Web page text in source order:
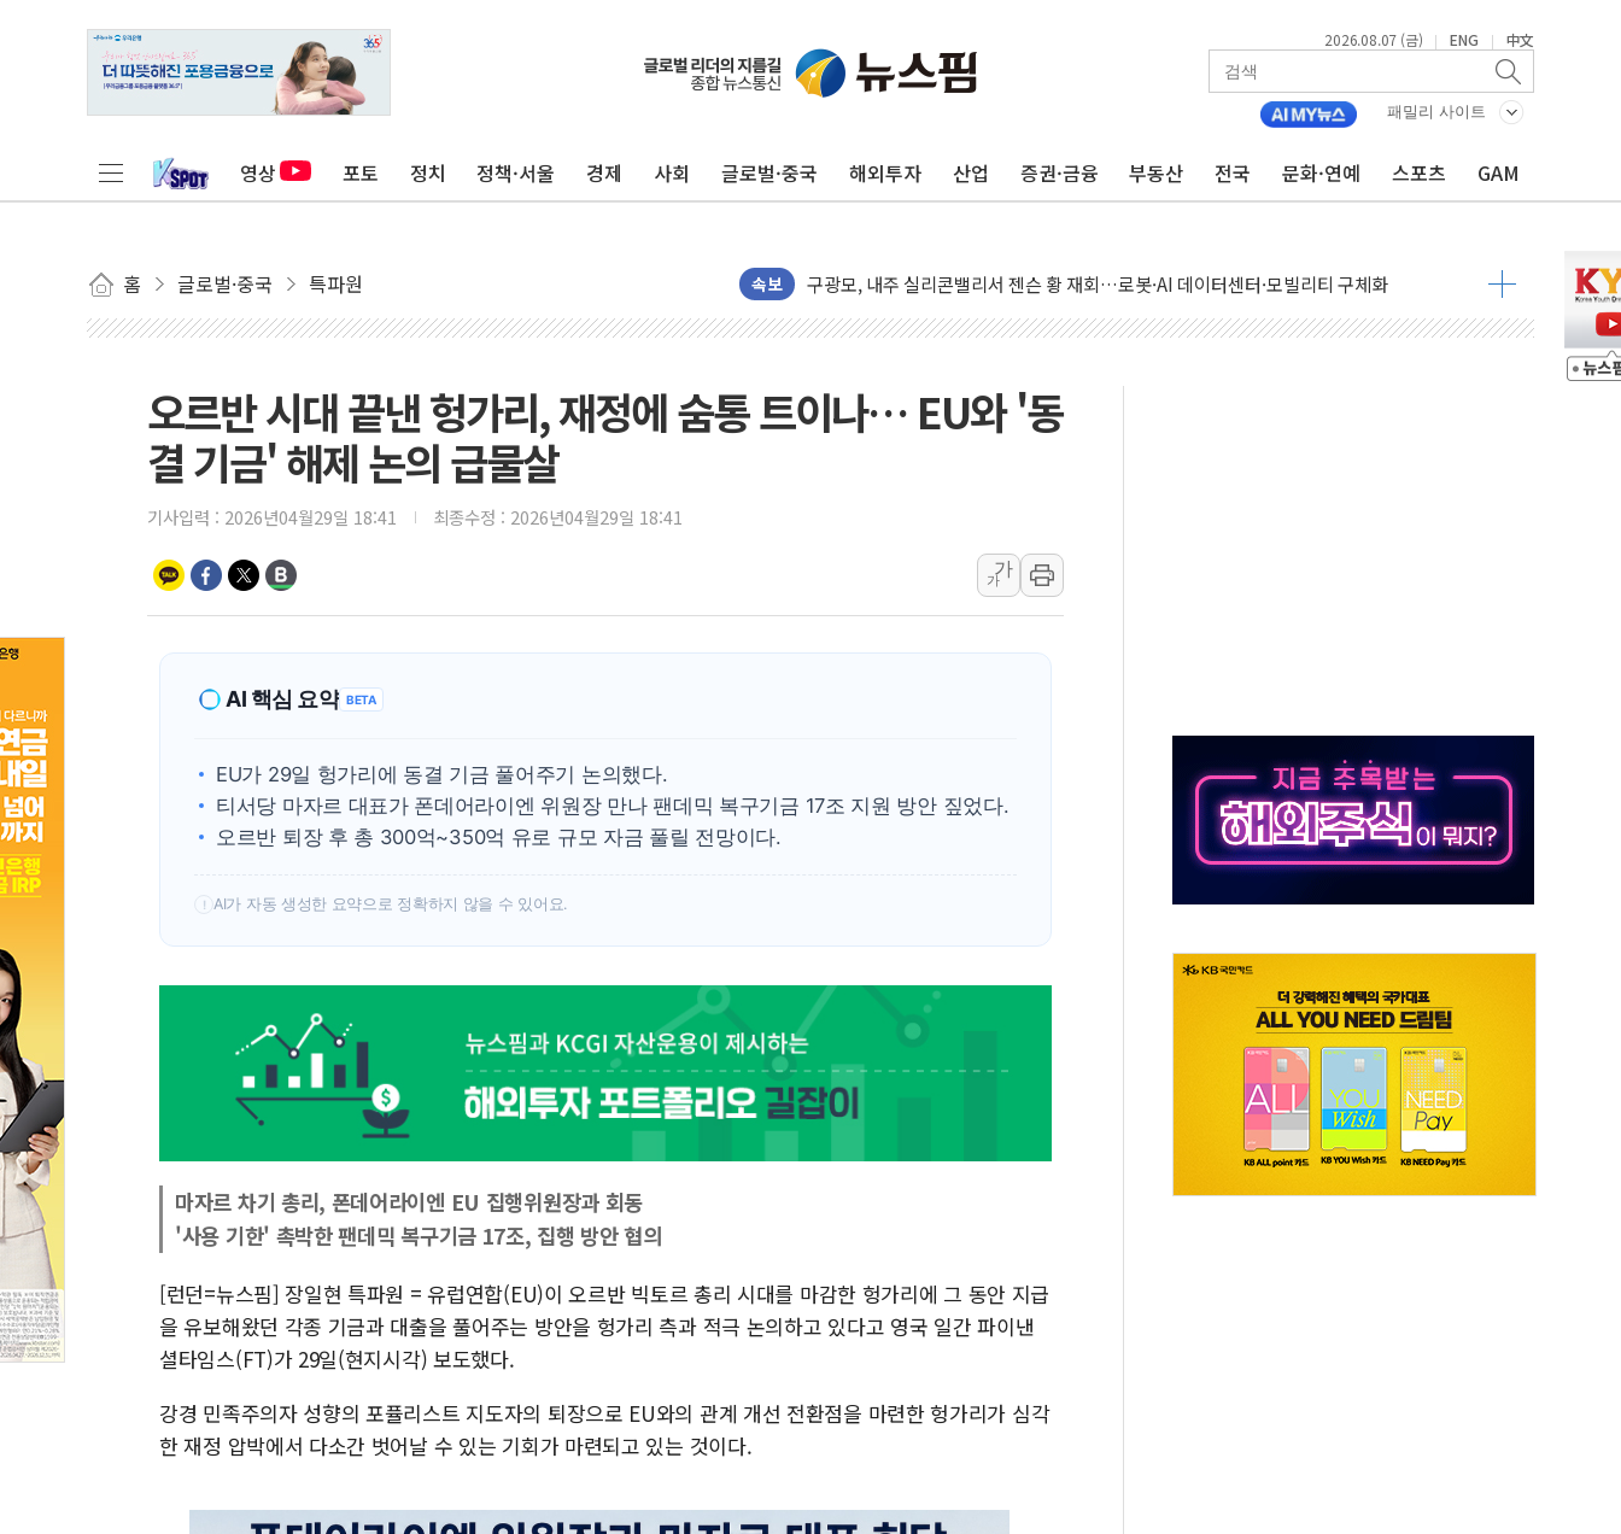
2026.08.07 (금) | ENG | 中文
패밀리 사이트
영상 포토 정치 정책·서울 경제 사회 글로벌·중국 해외투자 산업 증권·금융 부동산 전국 문화·연예 스포츠 GAM
홈 글로벌·중국 특파원 속보
유럽증시, 견조한 실적 소화하며 대부분 상승… "2분기 기업 순이익 21% 증가" 전망
구광모, 내주 실리콘밸리서 젠슨 황 재회…로봇·AI 데이터센터·모빌리티 구체화
뉴욕증시 개장 전 특징주...모더나·아이온큐·도어대시↑ VS 샌디스크·피그마·앱러빈↓
뉴욕증시 프리뷰, 미 주가선물 AI주 차익실현 속 혼조세...웨스턴디지털·샌디스크↓
청와대, 북한 단거리 탄도미사일 발사에 긴급 안보 점검회의
[베트남 증시] 지수 하락 속 'DGC' 임시 주총 기대감에 홀로 상한가…마진 잔액은 사상 최고
'월가의 황제' 다이먼 "금융시장 레버리지 위험수위…숨은 차입이 더 큰 변수"
[3보] 북, 원산서 동해로 단거리 탄도미사일 1발 발사… 올해 10번째·42일 만 도발
우크라 드론 전술, 중남미 콜롬비아에 새 안보 위기… 반군·마약카르텔이 습득해 전투 활용
동해해경, 독도 해상서 부유물 감긴 어선 구조
주한미군 "오산기지 누출, 백린 아닌 무해한 표면 부식 물질"
구미 폐염산처리업체서 불 2시간30여분만에 진화...외국인 노동자 숨져
오르반 시대 끝낸 헝가리, 재정에 숨통 트이나… EU와 '동
결 기금' 해제 논의 급물살
기사입력 : 2026년04월29일 18:41 최종수정 : 2026년04월29일 18:41
가
가
AI 핵심 요약 BETA
EU가 29일 헝가리에 동결 기금 풀어주기 논의했다.
티서당 마자르 대표가 폰데어라이엔 위원장 만나 팬데믹 복구기금 17조 지원 방안 짚었다.
오르반 퇴장 후 총 300억~350억 유로 규모 자금 풀릴 전망이다.
! AI가 자동 생성한 요약으로 정확하지 않을 수 있어요.
마자르 차기 총리, 폰데어라이엔 EU 집행위원장과 회동
'사용 기한' 촉박한 팬데믹 복구기금 17조, 집행 방안 협의
[런던=뉴스핌] 장일현 특파원 = 유럽연합(EU)이 오르반 빅토르 총리 시대를 마감한 헝가리에 그 동안 지급
을 유보해왔던 각종 기금과 대출을 풀어주는 방안을 헝가리 측과 적극 논의하고 있다고 영국 일간 파이낸
셜타임스(FT)가 29일(현지시각) 보도했다.
강경 민족주의자 성향의 포퓰리스트 지도자의 퇴장으로 EU와의 관계 개선 전환점을 마련한 헝가리가 심각
한 재정 압박에서 다소간 벗어날 수 있는 기회가 마련되고 있는 것이다.